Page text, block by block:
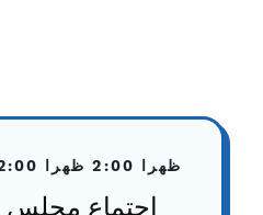
12:00 ظهرا 2:00 ظهرا
اجتماع مجلس